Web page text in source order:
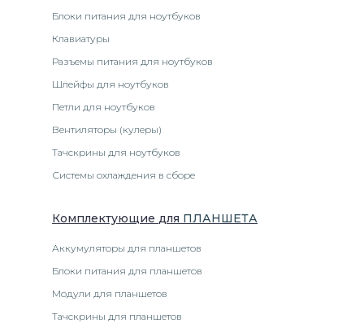
Блоки питания для ноутбуков
Клавиатуры
Разъемы питания для ноутбуков
Шлейфы для ноутбуков
Петли для ноутбуков
Вентиляторы (кулеры)
Тачскрины для ноутбуков
Системы охлаждения в сборе
Комплектующие для ПЛАНШЕТА
Аккумуляторы для планшетов
Блоки питания для планшетов
Модули для планшетов
Тачскрины для планшетов